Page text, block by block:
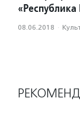
08.06.2018 ·